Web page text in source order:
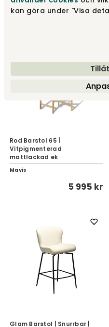
kan göra under "Visa
fr.15 385 kr
Rod Barstol 65 |
Vitpigmenterad
mattlackad ek
Mavis
5 995 kr
Glam Barstol | Snurrbar |